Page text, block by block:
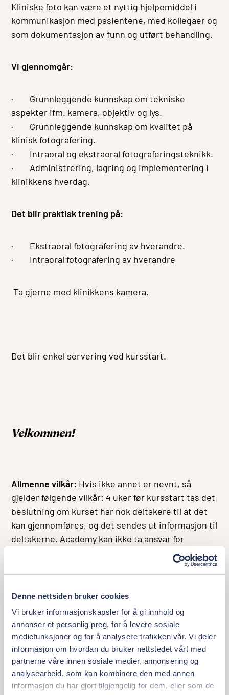
Denne nettsiden bruker cookies
Vi bruker informasjonskapsler for å gi innhold og
annonser et personlig preg, for å levere sosiale
mediefunksjoner og for å analysere trafikken vår. Vi deler
informasjon om hvordan du bruker nettstedet vårt med
partnerne våre innen sosiale medier, annonsering og
analysearbeid, som kan kombinere den med annen
informasjon du har gjort tilgjengelig for dem, eller som de
Kliniske foto kan være et nyttig hjelpemiddel i
kommunikasjon med pasientene, med kollegaer og
som dokumentasjon av funn og utført behandling.
Vi gjennomgår:
· Grunnleggende kunnskap om tekniske
aspekter ifm. kamera, objektiv og lys.
· Grunnleggende kunnskap om kvalitet på
klinisk fotografering.
· Intraoral og ekstraoral fotograferingsteknikk.
· Administrering, lagring og implementering i
klinikkens hverdag.
Det blir praktisk trening på:
· Ekstraoral fotografering av hverandre.
· Intraoral fotografering av hverandre
Ta gjerne med klinikkens kamera.
Det blir enkel servering ved kursstart.
Velkommen!
Allmenne vilkår: Hvis ikke annet er nevnt, så
gjelder følgende vilkår: 4 uker før kursstart tas det
beslutning om kurset har nok deltakere til at det
kan gjennomføres, og det sendes ut informasjon til
deltakerne. Academy kan ikke ta ansvar for